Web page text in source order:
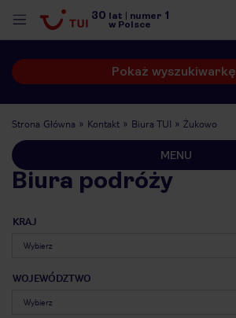
30 lat numer 1
w Polsce
Pokaż wyszukiwarkę
Strona Główna Kontakt Biura TUI Żukowo
MENU
Biura podróży
KRAJ
WOJEWÓDZTWO